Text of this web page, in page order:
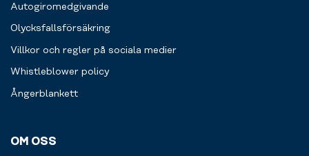
Autogiromedgivande
Olycksfallsförsäkring
Villkor och regler på sociala medier
Whistleblower policy
Ångerblankett
OM OSS